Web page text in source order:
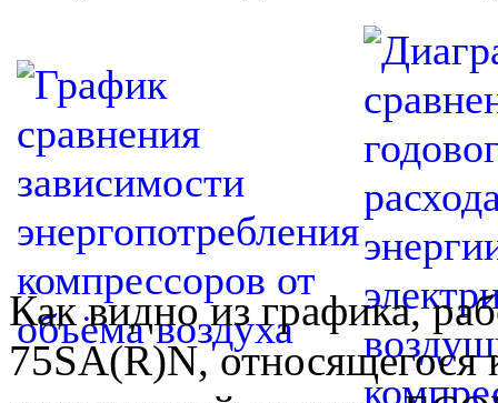
Как видно из графика,
75SA(R)N,